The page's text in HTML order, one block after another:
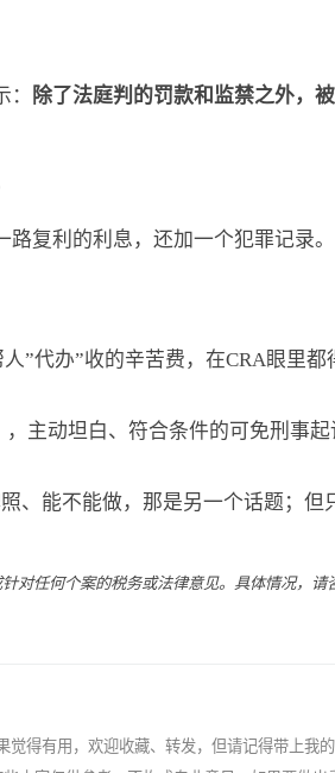
除了法庭判的罚款和监禁之外，
复利的利息，还加一个犯罪记录。
”代办”收的辛苦费，在CRA眼里
，主动坦白、符合条件的可免刑事
、能不能做，那是另一个话题；
对任何个案的税务或法律意见。具体情况，请
得有用，欢迎收藏、转发，但请记得带上我